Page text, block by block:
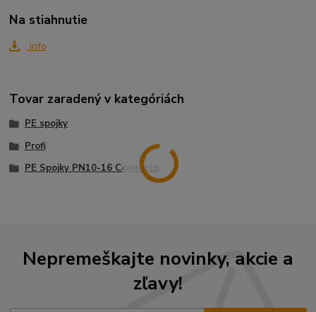
Na stiahnutie
info
Tovar zaradený v kategóriách
PE spojky
Profi
PE Spojky PN10-16 Connecto
Nepremeškajte novinky, akcie a
zľavy!